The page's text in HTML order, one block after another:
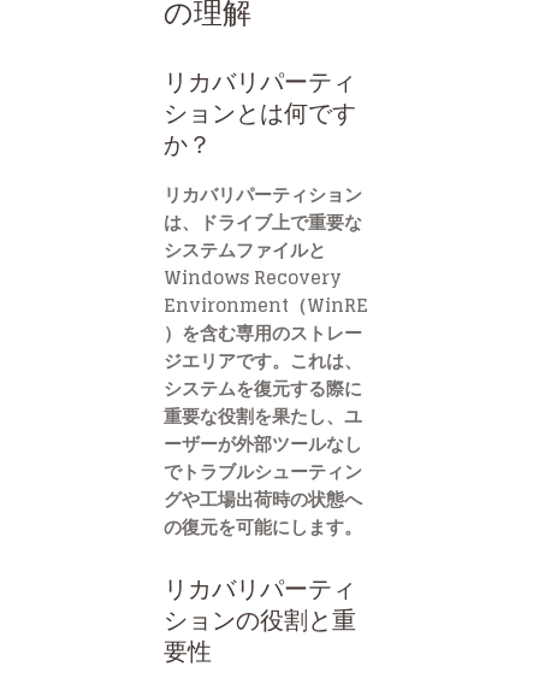
の理解
リカバリパーティ
ションとは何です
か？
リカバリパーティション
は、ドライブ上で重要な
システムファイルと
Windows Recovery
Environment（WinRE
）を含む専用のストレー
ジエリアです。これは、
システムを復元する際に
重要な役割を果たし、ユ
ーザーが外部ツールなし
でトラブルシューティン
グや工場出荷時の状態へ
の復元を可能にします。
リカバリパーティ
ションの役割と重
要性